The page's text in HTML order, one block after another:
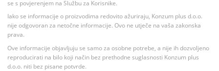
se s povjerenjem na Službu za Korisnike.
Iako se informacije o proizvodima redovito ažuriraju, Konzum plus d.o.o.
nije odgovoran za netočne informacije. Ovo ne utječe na vaša zakonska
prava.
Ove informacije objavljuju se samo za osobne potrebe, a nije ih dozvoljeno
reproducirati na bilo koji način bez prethodne suglasnosti Konzum plus
d.o.o. niti bez pisane potvrde.